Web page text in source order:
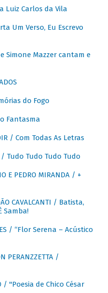
Luiz Carlos da Vila
Um Verso, Eu Escrevo
Simone Mazzer cantam e
do Fogo
Fantasma
/ Com Todas As Letras
/ Tudo Tudo Tudo Tudo
E PEDRO MIRANDA / +
CAVALCANTI / Batista,
Samba!
/ “Flor Serena – Acústico
PERANZZETTA /
/ "Poesia de Chico César